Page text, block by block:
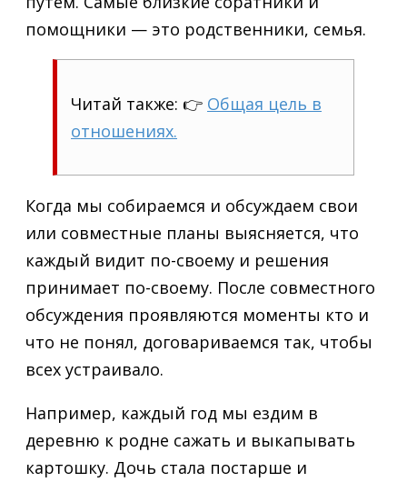
помощники — это родственники, семья.
Читай также: 👉 Общая цель в
отношениях.
Когда мы собираемся и обсуждаем свои
или совместные планы выясняется, что
каждый видит по-своему и решения
принимает по-своему. После совместного
обсуждения проявляются моменты кто и
что не понял, договариваемся так, чтобы
всех устраивало.
Например, каждый год мы ездим в
деревню к родне сажать и выкапывать
картошку. Дочь стала постарше и